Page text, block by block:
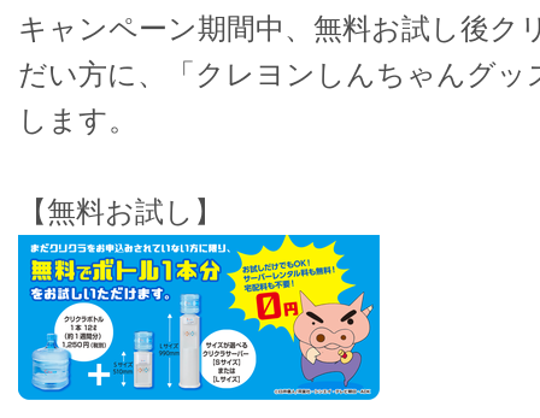
キャンペーン期間中、無料お試し後ク
だい方に、「クレヨンしんちゃんグ
します。
【無料お試し】